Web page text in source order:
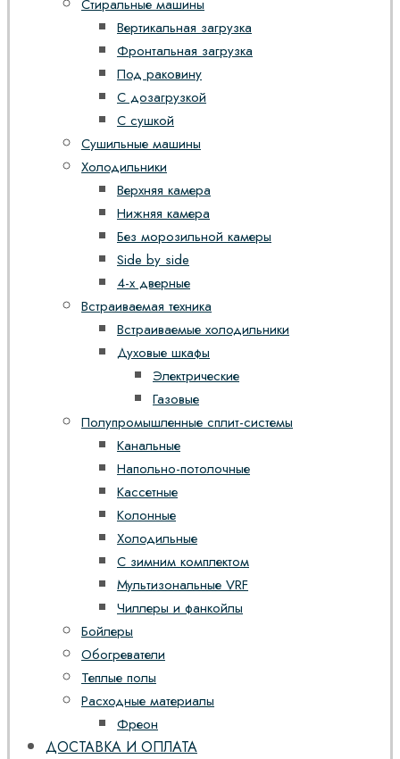
Стиральные машины
Вертикальная загрузка
Фронтальная загрузка
Под раковину
С дозагрузкой
С сушкой
Сушильные машины
Холодильники
Верхняя камера
Нижняя камера
Без морозильной камеры
Side by side
4-х дверные
Встраиваемая техника
Встраиваемые холодильники
Духовые шкафы
Электрические
Газовые
Полупромышленные сплит-системы
Канальные
Напольно-потолочные
Кассетные
Колонные
Холодильные
С зимним комплектом
Мультизональные VRF
Чиллеры и фанкойлы
Бойлеры
Обогреватели
Теплые полы
Расходные материалы
Фреон
ДОСТАВКА И ОПЛАТА